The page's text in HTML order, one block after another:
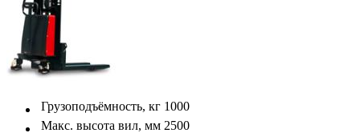
Грузоподъёмность, кг 1000
Макс. высота вил, мм 2500